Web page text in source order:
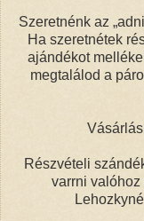
Szeretnénk az
Ha szeretnétek
ajándékot
megtalálod a
Részvételi
varrni valóhoz